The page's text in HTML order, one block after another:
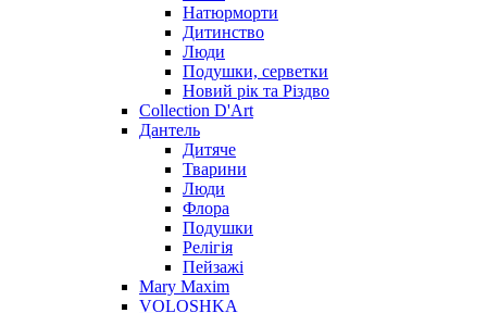
Натюрморти
Дитинство
Люди
Подушки, серветки
Новий рік та Різдво
Collection D'Art
Дантель
Дитяче
Тварини
Люди
Флора
Подушки
Релігія
Пейзажі
Mary Maxim
VOLOSHKA